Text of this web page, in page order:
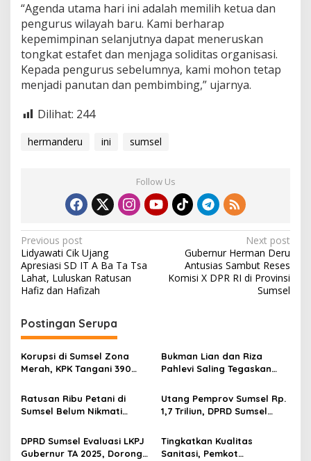
“Agenda utama hari ini adalah memilih ketua dan
pengurus wilayah baru. Kami berharap
kepemimpinan selanjutnya dapat meneruskan
tongkat estafet dan menjaga soliditas organisasi.
Kepada pengurus sebelumnya, kami mohon tetap
menjadi panutan dan pembimbing,” ujarnya.
Dilihat: 244
hermanderu ini sumsel
Follow Us
P
o
s
n
a
v
g
a
t
Previous post
Lidyawati Cik Ujang
Apresiasi SD IT A Ba Ta Tsa
Lahat, Luluskan Ratusan
Hafiz dan Hafizah
Next post
Gubernur Herman Deru
Antusias Sambut Reses
Komisi X DPR RI di Provinsi
Sumsel
Postingan Serupa
Korupsi di Sumsel Zona
Merah, KPK Tangani 390
2019 – 2025, KPK Ingatkan
Gubernur Sumsel Herman
Bukman Lian dan Riza
Pahlevi Saling Tegaskan
PB PGRI Memanas
Ratusan Ribu Petani di
Sumsel Belum Nikmati
Belum Merata
Utang Pemprov Sumsel Rp.
1,7 Triliun, DPRD Sumsel
Pengelola Aset, Beban
Fiskal Bengkak
DPRD Sumsel Evaluasi LKPJ
Gubernur TA 2025, Dorong
Tingkatkan Kualitas
Sanitasi, Pemkot